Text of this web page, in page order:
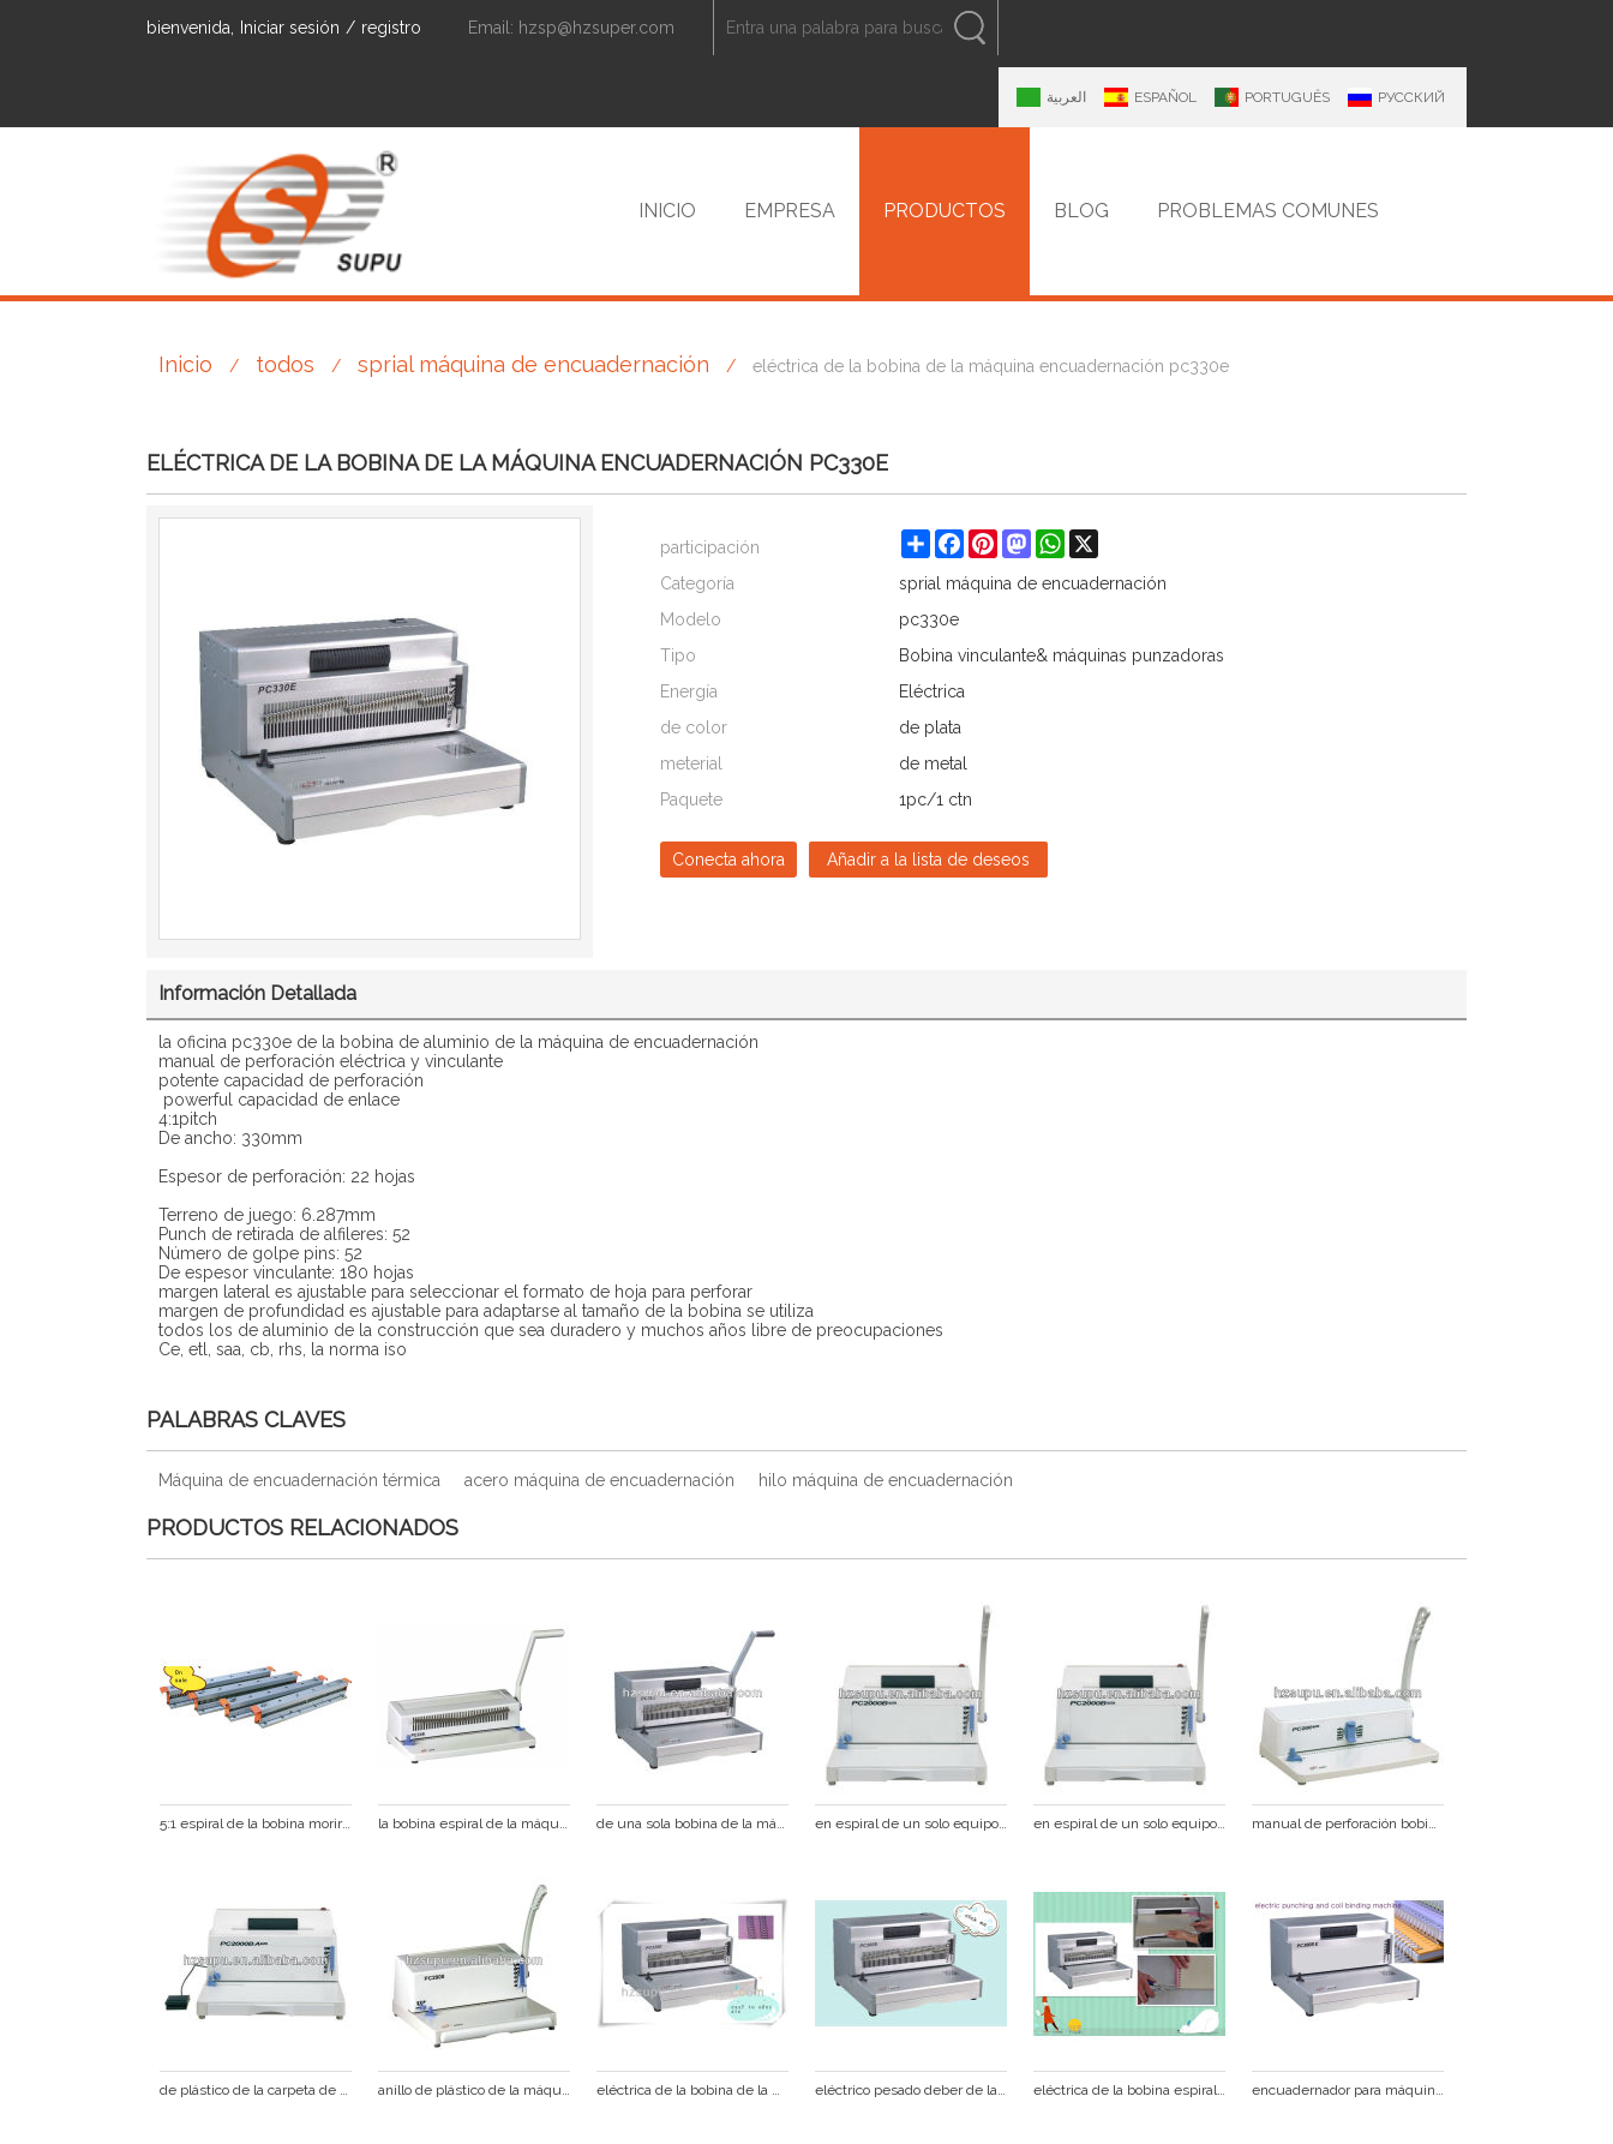
bienvenida, Iniciar sesión / registro Email: hzsp@hzsuper.com ESPAÑOL
العربية ESPAÑOL PORTUGUÊS РУССКИЙ
INICIO EMPRESA PRODUCTOS BLOG PROBLEMAS COMUNES
CONTACTO
Inicio / todos / sprial máquina de encuadernación / eléctrica de la bobina de la máquina encuadernación pc330e
ELÉCTRICA DE LA BOBINA DE LA MÁQUINA ENCUADERNACIÓN PC330E
participación ShareFacebook
PinterestMastodonWhatsApp
Categoría
sprial máquina de encuadernación
Modelo
pc330e
Tipo
Bobina vinculante& máquinas punzadoras
Energía
Eléctrica
de color
de plata
meterial
de metal
Paquete
1pc/1 ctn
Conecta ahora Añadir a la lista de deseos
Información Detallada
la oficina pc330e de la bobina de aluminio de la máquina de encuadernación
manual de perforación eléctrica y vinculante
potente capacidad de perforación
powerful capacidad de enlace
4:1pitch
De ancho: 330mm
Espesor de perforación: 22 hojas
Terreno de juego: 6.287mm
Punch de retirada de alfileres: 52
Número de golpe pins: 52
De espesor vinculante: 180 hojas
margen lateral es ajustable para seleccionar el formato de hoja para perforar
margen de profundidad es ajustable para adaptarse al tamaño de la bobina se utiliza
todos los de aluminio de la construcción que sea duradero y muchos años libre de preocupaciones
Ce, etl, saa, cb, rhs, la norma iso
PALABRAS CLAVES
Máquina de encuadernación térmica acero máquina de encuadernación hilo máquina de encuadernación
PRODUCTOS RELACIONADOS
5:1 espiral de la bobina morir super600 para la perforación de la máquina a la venta la bobina espiral de la máquina de encuadernación de una sola bobina de la máquina de encuadernación en espiral de un solo equipo de enlace en espiral de un solo equipo de enlace manual de perforación bobina de la máquina de encuadernación
de plástico de la carpeta de archivos con insertos anillo de plástico de la máquina de encuadernación eléctrica de la bobina de la máquina binder pc330e eléctrico pesado deber de la bobina espiral de la máquina de encuadernación pc360e eléctrica de la bobina espiral de la máquina de encuadernación pc360e encuadernador para máquinas de la fábrica de la bobina sipral máquinas de encuadernación